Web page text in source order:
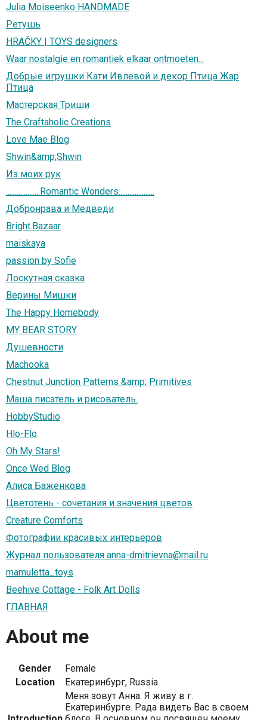
Julia Moiseenko HANDMADE
Ретушь
HRAČKY | TOYS designers
Waar nostalgie en romantiek elkaar ontmoeten...
Добрые игрушки Кати Ивлевой и декор Птица Жар
Птица
Мастерская Триши
The Craftaholic Creations
Love Mae Blog
Shwin&amp;Shwin
Из моих рук
...................Romantic Wonders....................
Добронрава и Медведи
Bright.Bazaar
maiskaya
passion by Sofie
Лоскутная сказка
Верины Мишки
The Happy Homebody
MY BEAR STORY
Душевности
Machooka
Chestnut Junction Patterns &amp; Primitives
Маша писатель и рисователь.
HobbyStudio
Hlo-Flo
Oh My Stars!
Once Wed Blog
Алиса Баженкова
Цветотень - сочетания и значения цветов
Creature Comforts
Фотографии красивых интерьеров
Журнал пользователя anna-dmitrievna@mail.ru
mamuletta_toys
Beehive Cottage - Folk Art Dolls
ГЛАВНАЯ
About me
Gender
Female
Location
Екатеринбург, Russia
Меня зовут Анна. Я живу в г.
Екатеринбурге. Рада видеть Вас в своем